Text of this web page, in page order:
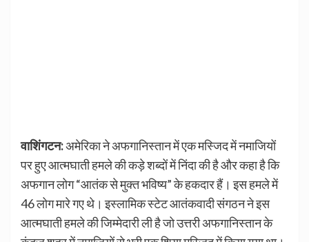
वाशिंगटन:अमेरिका ने अफगानिस्तान में एक मस्जिद में नमाजियों
पर हुए आत्मघाती हमले की कड़े शब्दों में निंदा की है और कहा है कि
अफगान लोग “आतंक से मुक्त भविष्य” के हकदार हैं। इस हमले में
46 लोग मारे गए थे। इस्लामिक स्टेट आतंकवादी संगठन ने इस
आत्मघाती हमले की जिम्मेदारी ली है जो उत्तरी अफगानिस्तान के